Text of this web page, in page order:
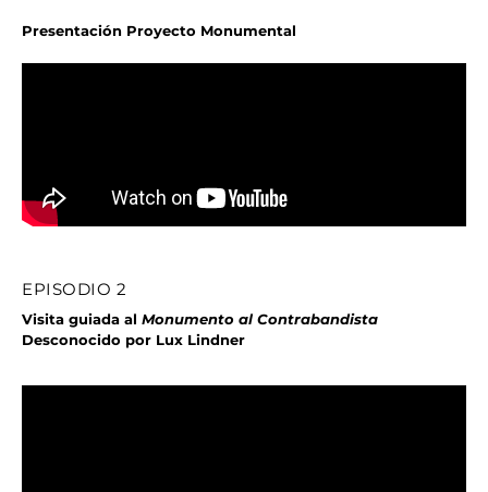
Presentación Proyecto Monumental
EPISODIO 2
Visita guiada al Monumento al Contrabandista
Desconocido por Lux Lindner